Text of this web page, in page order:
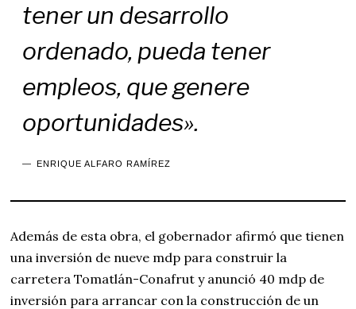
tener un desarrollo
ordenado, pueda tener
empleos, que genere
oportunidades».
ENRIQUE ALFARO RAMÍREZ
Además de esta obra, el gobernador afirmó que tienen
una inversión de nueve mdp para construir la
carretera Tomatlán-Conafrut y anunció 40 mdp de
inversión para arrancar con la construcción de un